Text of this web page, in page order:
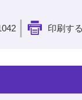
印刷する